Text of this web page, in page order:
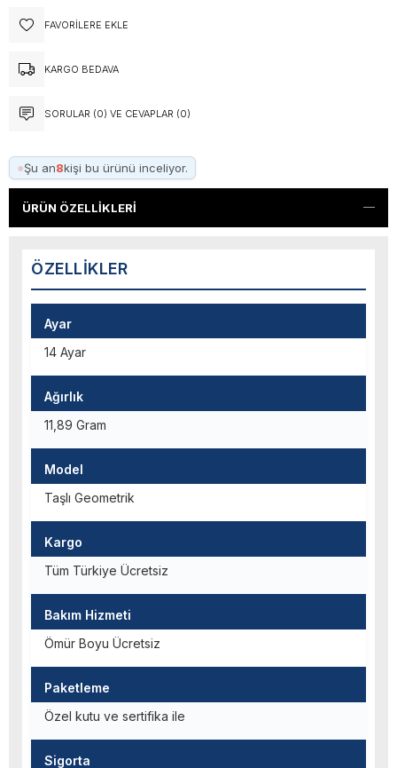
FAVORILERE EKLE
KARGO BEDAVA
SORULAR (0) VE CEVAPLAR (0)
●Şu an8kişi bu ürünü inceliyor.
ÜRÜN ÖZELLIKLERI
ÖZELLIKLER
Ayar
14 Ayar
Ağırlık
11,89 Gram
Model
Taşlı Geometrik
Kargo
Tüm Türkiye Ücretsiz
Bakım Hizmeti
Ömür Boyu Ücretsiz
Paketleme
Özel kutu ve sertifika ile
Sigorta